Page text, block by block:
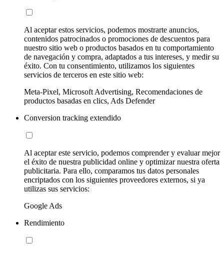
Al aceptar estos servicios, podemos mostrarte anuncios,
contenidos patrocinados o promociones de descuentos para
nuestro sitio web o productos basados en tu comportamiento
de navegación y compra, adaptados a tus intereses, y medir su
éxito. Con tu consentimiento, utilizamos los siguientes
servicios de terceros en este sitio web:
Meta-Pixel, Microsoft Advertising, Recomendaciones de
productos basadas en clics, Ads Defender
Conversion tracking extendido
Al aceptar este servicio, podemos comprender y evaluar mejor
el éxito de nuestra publicidad online y optimizar nuestra oferta
publicitaria. Para ello, comparamos tus datos personales
encriptados con los siguientes proveedores externos, si ya
utilizas sus servicios:
Google Ads
Rendimiento